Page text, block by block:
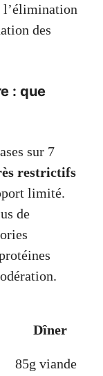
l’élimination
des
: que
sur 7
restrictifs
limité.
de
Dîner
85g viande